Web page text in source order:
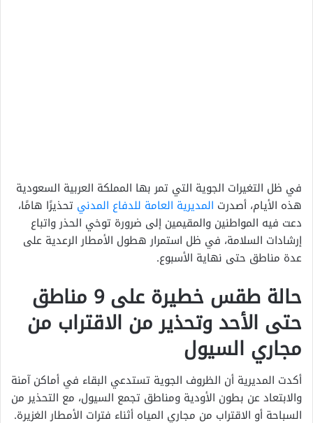
في ظل التغيرات الجوية التي تمر بها المملكة العربية السعودية
هذه الأيام، أصدرت المديرية العامة للدفاع المدني تحذيرًا هامًا،
دعت فيه المواطنين والمقيمين إلى ضرورة توخي الحذر واتباع
إرشادات السلامة، في ظل استمرار هطول الأمطار الرعدية على
عدة مناطق حتى نهاية الأسبوع.
حالة طقس خطيرة على 9 مناطق
حتى الأحد وتحذير من الاقتراب من
مجاري السيول
أكدت المديرية أن الظروف الجوية تستدعي البقاء في أماكن آمنة
والابتعاد عن بطون الأودية ومناطق تجمع السيول، مع التحذير من
السباحة أو الاقتراب من مجاري المياه أثناء فترات الأمطار الغزيرة.